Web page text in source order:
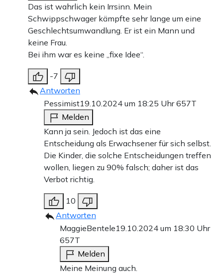
Das ist wahrlich kein Irrsinn. Mein
Schwippschwager kämpfte sehr lange um eine
Geschlechtsumwandlung. Er ist ein Mann und
keine Frau.
Bei ihm war es keine „fixe Idee“.
-7
Antworten
Pessimist19.10.2024 um 18:25 Uhr657T
Melden
Kann ja sein. Jedoch ist das eine
Entscheidung als Erwachsener für sich selbst.
Die Kinder, die solche Entscheidungen treffen
wollen, liegen zu 90% falsch; daher ist das
Verbot richtig.
10
Antworten
MaggieBentele19.10.2024 um 18:30 Uhr
657T
Melden
Meine Meinung auch.